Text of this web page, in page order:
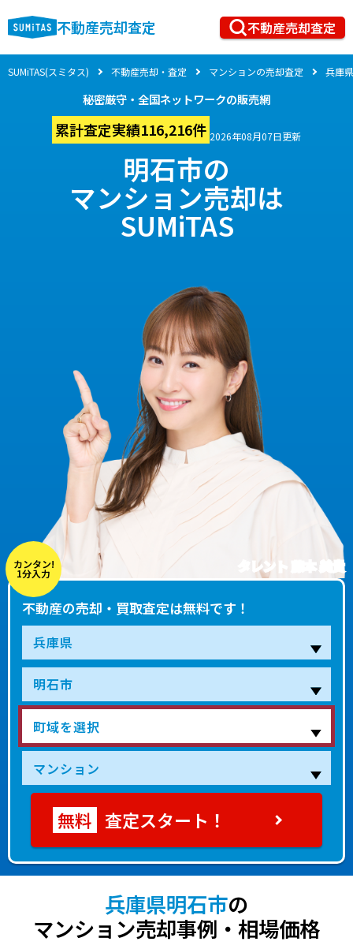
不動産売却査定 不動産売却査定
SUMiTAS(スミタス) 不動産売却・査定 マンションの売却査定 兵庫県
秘密厳守・全国ネットワークの販売網
累計査定実績116,216件 2026年08月07日更新
明石市の
マンション売却は
SUMiTAS
タレント 藤本 美貴
カンタン!
1分入力
不動産の売却・買取査定は無料です！
査定スタート！
兵庫県明石市の
マンション売却事例・相場価格